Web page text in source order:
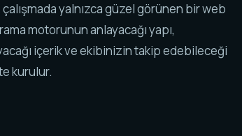
yalnızca güzel görünen bir web
motorunun anlayacağı yapı,
içerik ve ekibinizin takip edebileceği
kurulur.